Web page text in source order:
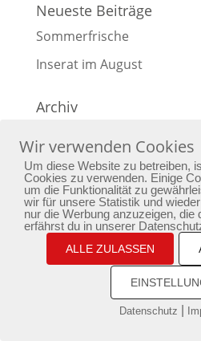
Neueste Beiträge
Sommerfrische
Inserat im August
Archiv
Home Yoga
Passion
Aktuelles
Impressum
copyright by
Wir verwenden Cookies
Um diese Website zu betreiben,
Cookies zu verwenden. Einige
um die Funktionalität zu
wir für unsere Statistik und
nur die Werbung anzuzeigen, die
erfährst du in unserer
ALLE ZULASSEN
Datenschutz